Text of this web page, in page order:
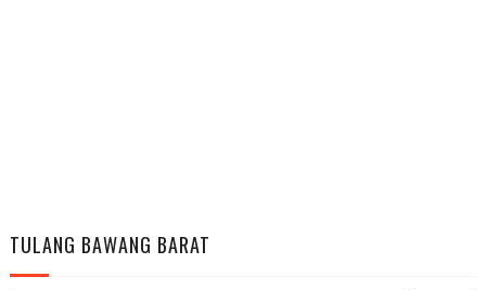
TULANG BAWANG BARAT